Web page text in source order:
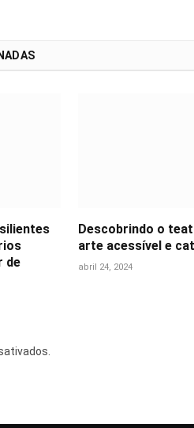
de
Descobrindo o
arte acessível e
abril 24, 2024